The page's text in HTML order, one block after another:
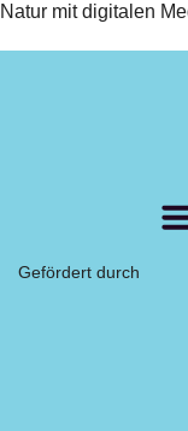
Natur mit digitalen
Gefördert durch